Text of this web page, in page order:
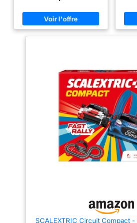
durer
de
à plein
Voitures
Idéales
et les
de 3 ans
voitures
offrent
de
élargir
et du
modèles réalistes et bien plus
encore; les voitures de circuit
ont débuté avec de simples
technologies qui font
constamment progresser ce
hobby, de nombreuses autres
aventures sont à venir Voitures
de course : Idéales pour les
filles et les garçons de 5 ans et
plus, les voitures Scalextric
offrent une gamme de thèmes
pour enrichir votre collection
Scalextric; elles incluent des
produits sous licence issus de
la télévision, du cinéma et du
sport automobile Échelle 1:32,
British Racing Motors Limited;
CLASSIC TEAM LOTUS LTD
toute
de
de
SCALEXTRIC Circuit Compact